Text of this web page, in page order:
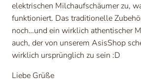
elektrischen Milchaufschäumer zu,
funktioniert. Das traditionelle
noch…und ein wirklich athentischer
auch, der von unserem AsisShop
wirklich ursprünglich zu sein :D
Liebe Grüße